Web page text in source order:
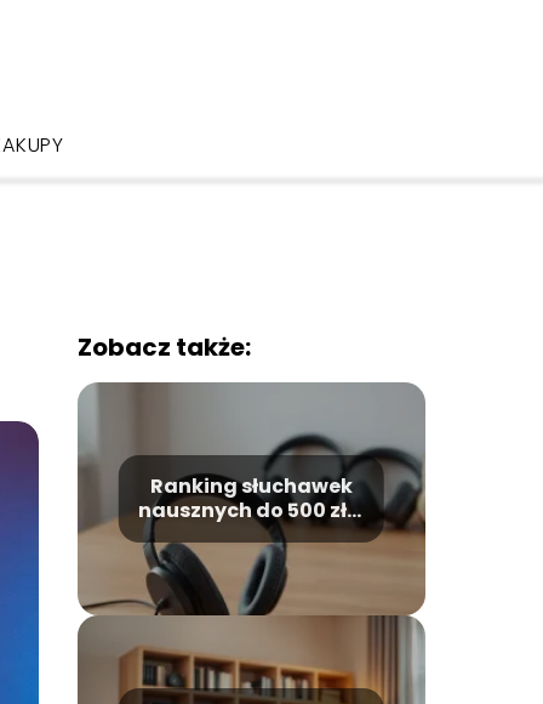
Zobacz także:
Ranking słuchawek
nausznych do 500 zł –
top 10